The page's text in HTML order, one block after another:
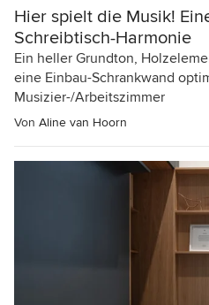
Hier spielt die Musik!
Schreibtisch-Harmonie
Ein heller Grundton,
eine Einbau-Schrankwand
Musizier-/Arbeitszimmer
Von Aline van Hoorn